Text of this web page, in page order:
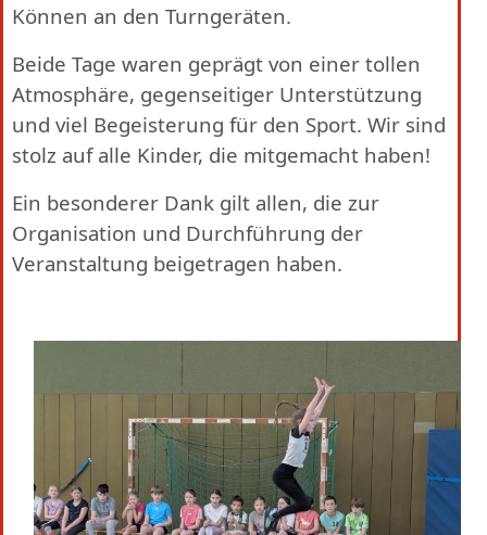
Können an den Turngeräten.
Beide Tage waren geprägt von einer tollen
Atmosphäre, gegenseitiger Unterstützung
und viel Begeisterung für den Sport. Wir sind
stolz auf alle Kinder, die mitgemacht haben!
Ein besonderer Dank gilt allen, die zur
Organisation und Durchführung der
Veranstaltung beigetragen haben.